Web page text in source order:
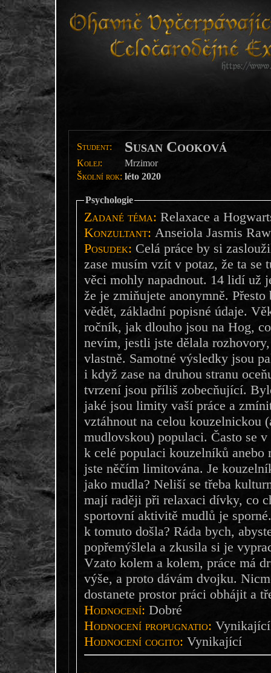
Student: Susan Cooková
Kolej:
Mrzimor
Školní rok: léto 2020
Psychologie
Zadané téma: Relaxace a
Konzultant: Anseiola Jasmis
Posudek: Celá práce by si
zase musím vzít v potaz, že ta se
věci mohly napadnout. 14 lidí už
že je zmiňujete anonymně.
vědět, základní popisné údaje.
ročník, jak dlouho jsou na Hog,
nevím, jestli jste dělala
vlastně. Samotné výsledky jsou
i když zase na druhou stranu
tvrzení jsou příliš zobecňující.
jaké jsou limity vaší práce a
vztáhnout na celou kouzelnickou
mudlovskou) populaci. Často se
k celé populaci kouzelníků
jste něčím limitována. Je
jako mudla? Neliší se třeba
mají raději při relaxaci dívky, co
sportovní aktivitě mudlů je
k tomuto došla? Ráda bych,
popřemýšlela a zkusila si je
Vzato kolem a kolem, práce má
výše, a proto dávám dvojku.
dostanete prostor práci obhájit a
Hodnocení: Dobré
Hodnocení propugnatio: Vynikající
Hodnocení cogito: Vynikající